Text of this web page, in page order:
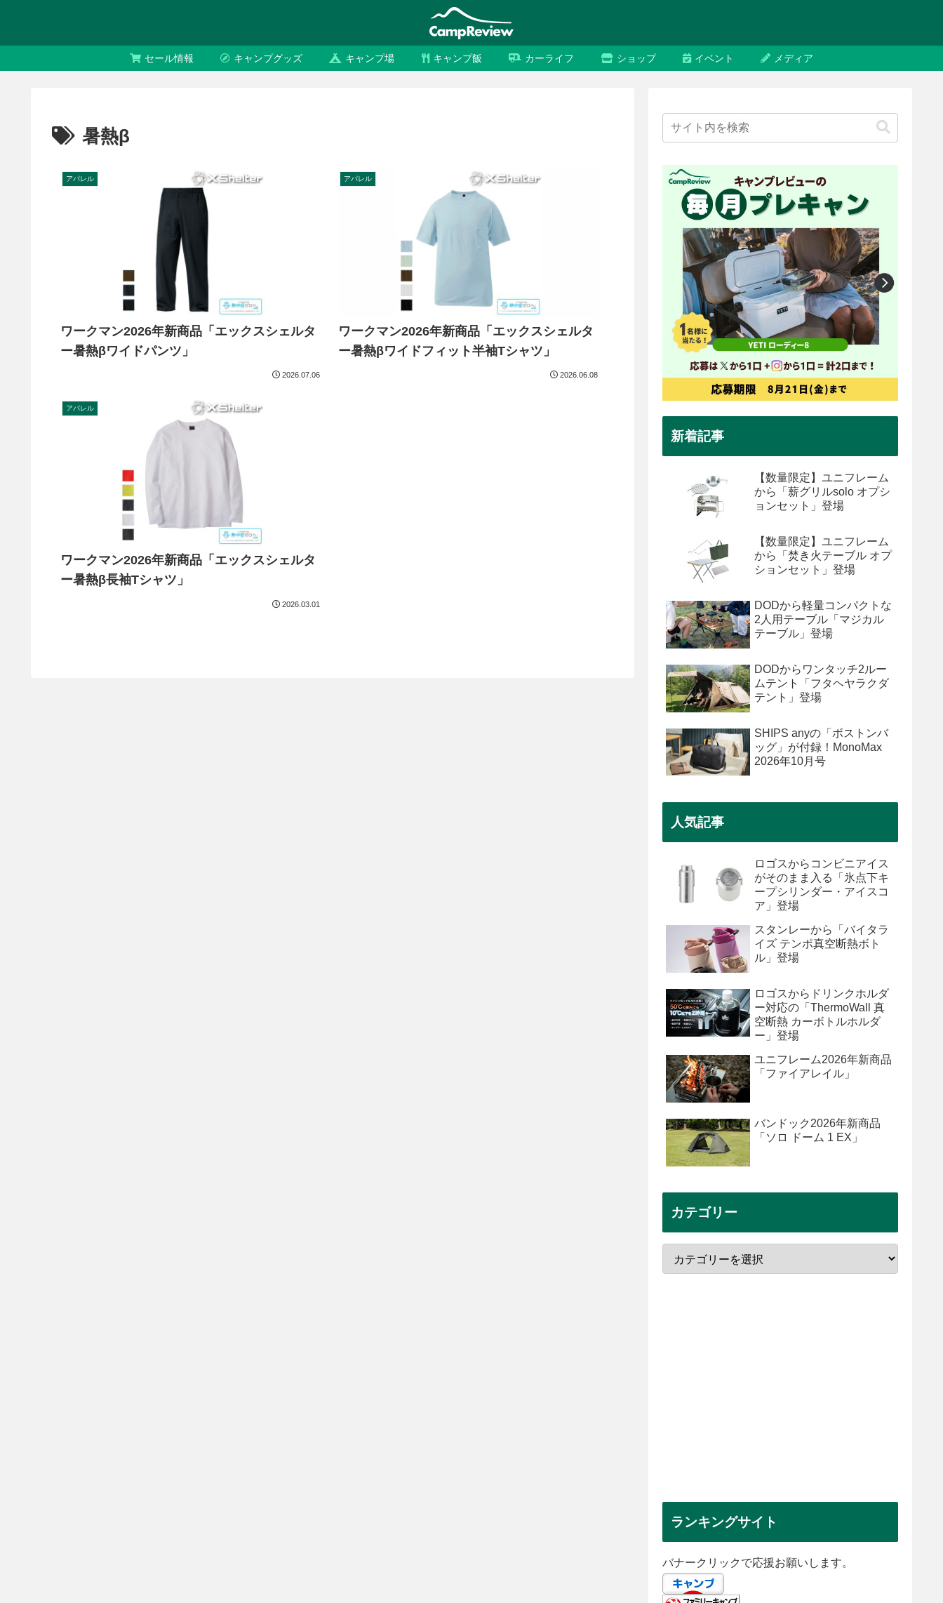
セール情報 キャンプグッズ キャンプ場 キャンプ飯 カーライフ ショップ イベント メディア
暑熱β
アパレル
ワークマン2026年新商品「エックスシェルタ
ー暑熱βワイドパンツ」
2026.07.06
アパレル
ワークマン2026年新商品「エックスシェルタ
ー暑熱βワイドフィット半袖Tシャツ」
2026.06.08
アパレル
ワークマン2026年新商品「エックスシェルタ
ー暑熱β長袖Tシャツ」
2026.03.01
新着記事
【数量限定】ユニフレーム
から「薪グリルsolo オプシ
ョンセット」登場
【数量限定】ユニフレーム
から「焚き火テーブル オプ
ションセット」登場
DODから軽量コンパクトな
2人用テーブル「マジカル
テーブル」登場
DODからワンタッチ2ルー
ムテント「フタヘヤラクダ
テント」登場
SHIPS anyの「ボストンバ
ッグ」が付録！MonoMax
2026年10月号
人気記事
ロゴスからコンビニアイス
がそのまま入る「氷点下キ
ープシリンダー・アイスコ
ア」登場
スタンレーから「バイタラ
イズ テンポ真空断熱ボト
ル」登場
ロゴスからドリンクホルダ
ー対応の「ThermoWall 真
空断熱 カーボトルホルダ
ー」登場
ユニフレーム2026年新商品
「ファイアレイル」
バンドック2026年新商品
「ソロ ドーム 1 EX」
カテゴリー
ランキングサイト
バナークリックで応援お願いします。